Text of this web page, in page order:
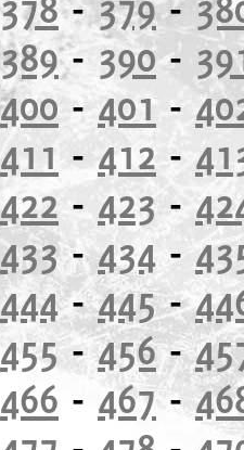
389- 390-
400-401 -
411-412 -
422 - 423 -
433-434-
444-445-
455-456-
466 - 467-